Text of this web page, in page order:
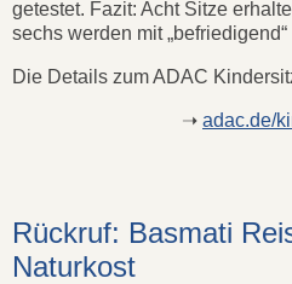
getestet. Fazit: Acht Sitze
sechs werden mit
Die Details zum ADAC
➝ adac.de/
Rückruf: Basmati
Naturkost